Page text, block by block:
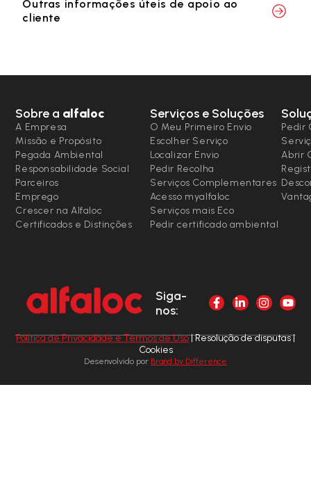
Outras informações úteis de apoio ao
cliente
Sobre a alfaloc
A Empresa
Missão e Propósito
Pegada Ambiental
Responsabilidade Social
Parceiros
Emprego
Crescer na Alfaloc
Certificados e Distinções
Serviços e Soluções
O Meu Primeiro Envio
Escolher Serviço
Localizar Envio
Pedir Recolha
Serviços Complementares
Acesso myalfaloc
Serviços mais Eco
Pedir certificado ambiental
Pedir
Abrir
Siga-
nos:
Política de Privacidade e Termos de Uso| Resolução de disputas |
Cookies
Desenvolvido por Brand by Difference